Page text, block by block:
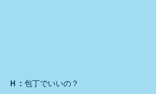
Ｈ： 包丁でいいの？